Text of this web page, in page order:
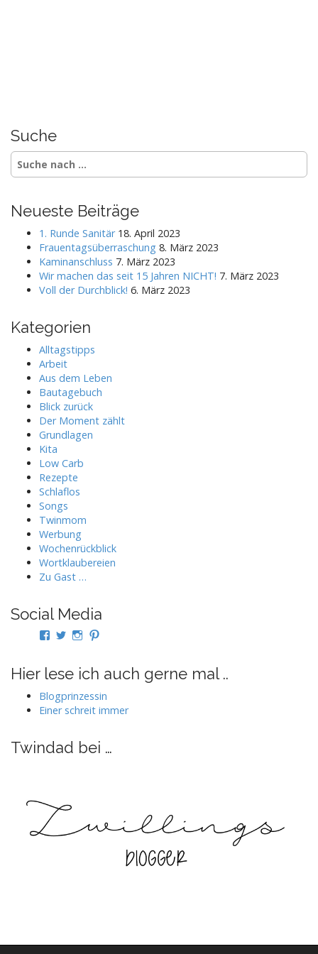
Suche
S
e
c
Neueste Beiträge
1. Runde Sanitär 18. April 2023
Frauentagsüberraschung 8. März 2023
Kaminanschluss 7. März 2023
Wir machen das seit 15 Jahren NICHT! 7. März 2023
Voll der Durchblick! 6. März 2023
Kategorien
Alltagstipps
Arbeit
Aus dem Leben
Bautagebuch
Blick zurück
Der Moment zählt
Grundlagen
Kita
Low Carb
Rezepte
Schlaflos
Songs
Twinmom
Werbung
Wochenrückblick
Wortklaubereien
Zu Gast …
Social Media
Profil
auf
Facebook
anzeigen
Profil
auf
Twitter
anzeigen
Profil
auf
Instagram
anzeigen
Profil
auf
Pinterest
anzeigen
Hier lese ich auch gerne mal ..
Blogprinzessin
Einer schreit immer
Twindad bei …